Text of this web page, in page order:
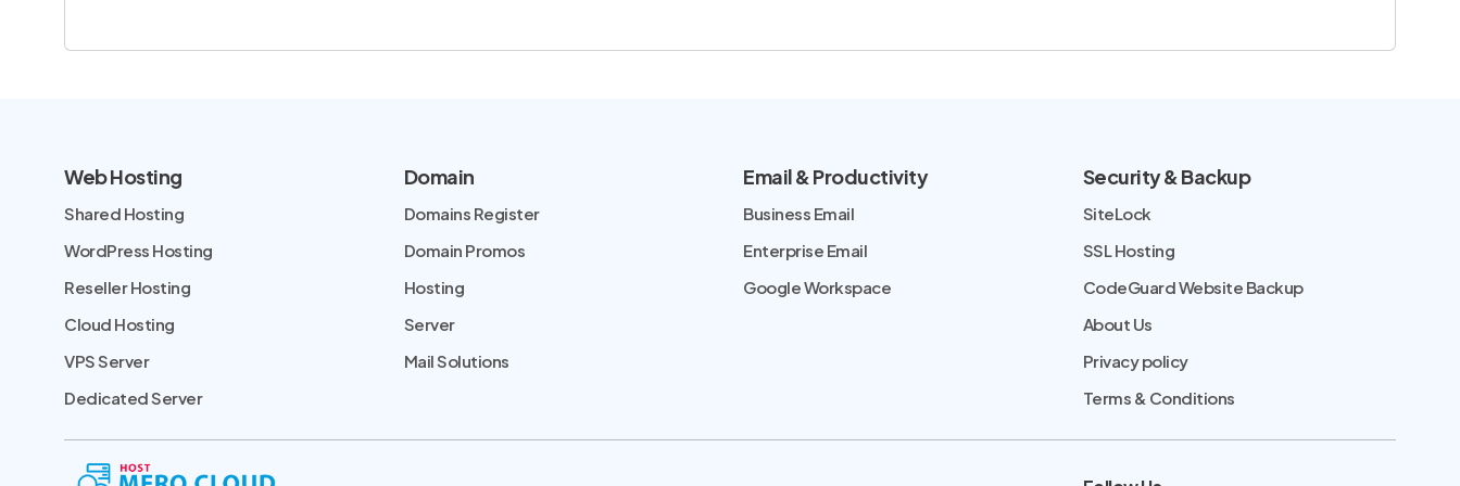
Web Hosting
Shared Hosting
WordPress Hosting
Reseller Hosting
Cloud Hosting
VPS Server
Dedicated Server
Domain
Domains Register
Domain Promos
Hosting
Server
Mail Solutions
Email & Productivity
Business Email
Enterprise Email
Google Workspace
Security & Backup
SiteLock
SSL Hosting
CodeGuard Website Backup
About Us
Privacy policy
Terms & Conditions